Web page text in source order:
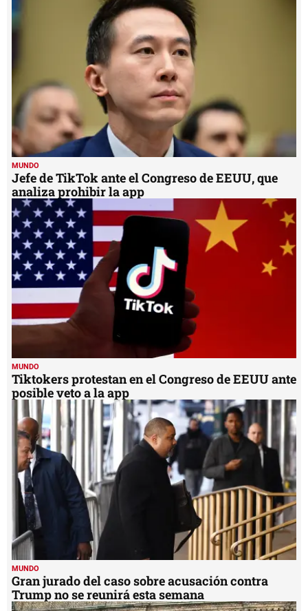
seconds
MUNDO
Jefe de TikTok ante el Congreso de EEUU, que
analiza prohibir la app
MUNDO
Tiktokers protestan en el Congreso de EEUU ante
posible veto a la app
MUNDO
Gran jurado del caso sobre acusación contra
Trump no se reunirá esta semana